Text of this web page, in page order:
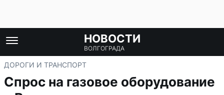
НОВОСТИ
ВОЛГОГРАДА
ДОРОГИ И ТРАНСПОРТ
Спрос на газовое оборудование